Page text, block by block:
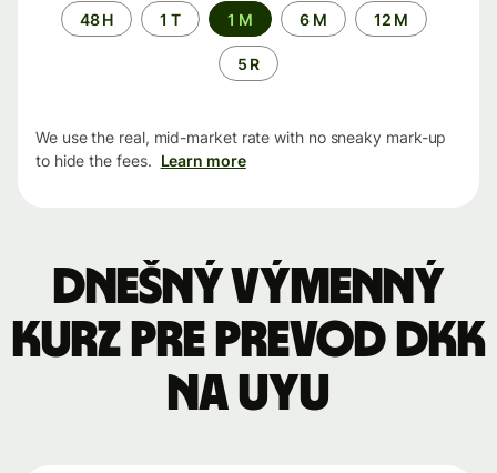
Time
period
48 H 1 T 1 M 6 M 12 M
5 R
We use the real, mid-market rate with no sneaky mark-up
to hide the fees. Learn more
Dnešný výmenný
kurz pre prevod DKK
na UYU